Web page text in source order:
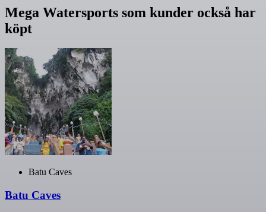
Mega Watersports som kunder också har
köpt
Batu Caves
Batu Caves